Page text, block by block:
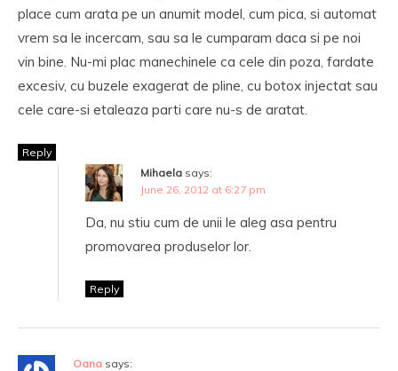
place cum arata pe un anumit model, cum pica, si automat
vrem sa le incercam, sau sa le cumparam daca si pe noi
vin bine. Nu-mi plac manechinele ca cele din poza, fardate
excesiv, cu buzele exagerat de pline, cu botox injectat sau
cele care-si etaleaza parti care nu-s de aratat.
Reply
Mihaela says:
June 26, 2012 at 6:27 pm
Da, nu stiu cum de unii le aleg asa pentru
promovarea produselor lor.
Reply
Oana says: